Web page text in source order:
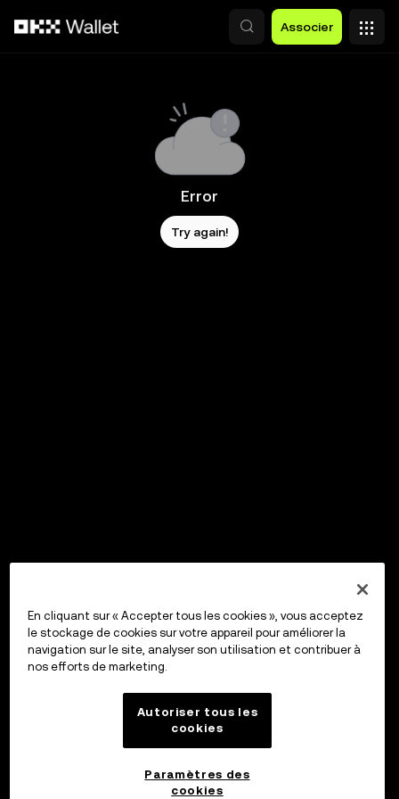
Associer
Error
Try again!
En cliquant sur « Accepter tous les cookies », vous acceptez
le stockage de cookies sur votre appareil pour améliorer la
navigation sur le site, analyser son utilisation et contribuer à
nos efforts de marketing.
Autoriser tous les
cookies
Paramètres des
cookies